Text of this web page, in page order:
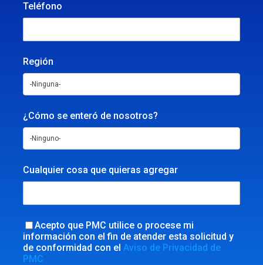
Teléfono
Región
¿Cómo se enteró de nosotros?
Cualquier cosa que quieras agregar
Acepto que PMC utilice o procese mi
información con el fin de atender esta solicitud y
de conformidad con el Aviso de Privacidad de
PMC